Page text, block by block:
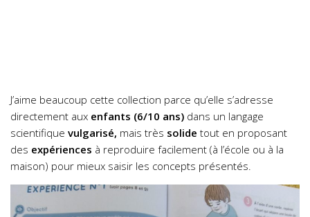
J’aime beaucoup cette collection parce qu’elle s’adresse
directement aux enfants (6/10 ans) dans un langage
scientifique vulgarisé, mais très solide tout en proposant
des expériences à reproduire facilement (à l’école ou à la
maison) pour mieux saisir les concepts présentés.